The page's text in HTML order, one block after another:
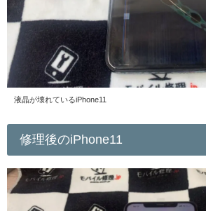
液晶が壊れているiPhone11
修理後のiPhone11